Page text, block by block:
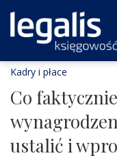
Kadry i płace
Co
ustalić i